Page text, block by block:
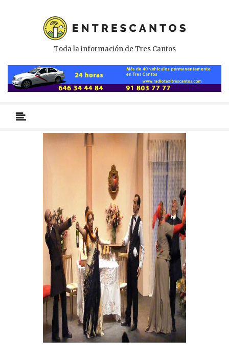
Toda la información de Tres Cantos
primario